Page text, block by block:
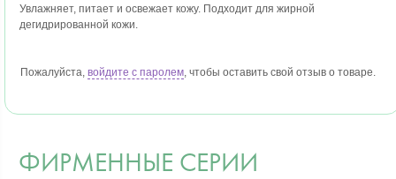
жирная, но при этом обезвоженная, а этот крем еще больше лишил ее
влаги. Просто ума не приложу, что теперь делать с этим тюбиком...
Увлажняет, питает и освежает кожу. Подходит для жирной
дегидрированной кожи.
Пожалуйста, войдите с паролем , чтобы оставить свой отзыв о товаре.
ФИРМЕННЫЕ СЕРИИ